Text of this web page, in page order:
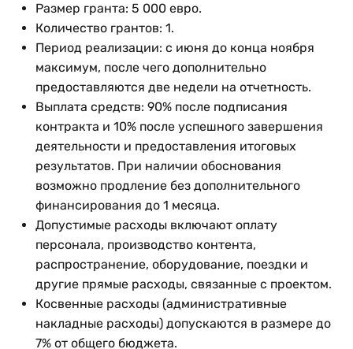
Размер гранта: 5 000 евро.
Количество грантов: 1.
Период реализации: с июня до конца ноября
максимум, после чего дополнительно
предоставляются две недели на отчетность.
Выплата средств: 90% после подписания
контракта и 10% после успешного завершения
деятельности и предоставления итоговых
результатов. При наличии обоснования
возможно продление без дополнительного
финансирования до 1 месяца.
Допустимые расходы включают оплату
персонала, производство контента,
распространение, оборудование, поездки и
другие прямые расходы, связанные с проектом.
Косвенные расходы (административные
накладные расходы) допускаются в размере до
7% от общего бюджета.